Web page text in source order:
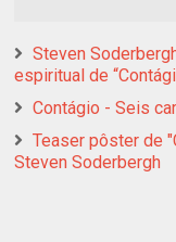
Steven
espiritual de
Contágio - Seis
Teaser pôster de
Steven Soderbergh